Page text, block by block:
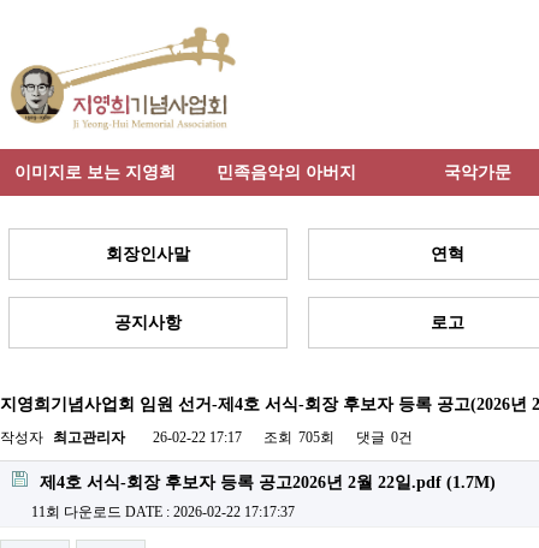
이미지로 보는 지영희 민족음악의 아버지 국악가문
회장인사말 연혁
공지사항 로고
지영희기념사업회 임원 선거-제4호 서식-회장 후보자 등록 공고(2026년
작성자 최고관리자 26-02-22 17:17 조회 705회 댓글 0건
제4호 서식-회장 후보자 등록 공고2026년 2월 22일.pdf (1.7M)
11회 다운로드 DATE : 2026-02-22 17:17:37